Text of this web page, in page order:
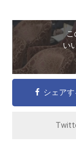
こ
い
シェアす